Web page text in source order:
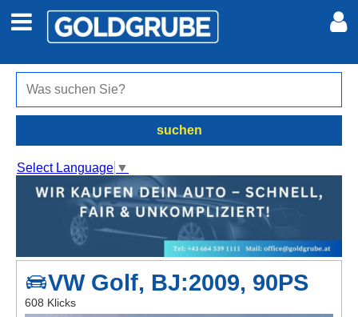
Auto + Motor
Jobs
Marktplatz
Erotik
Auktionen
Meine Inserate
Anmelden
suchen
Select Language ▼
VW Golf, BJ:2009, 90PS
608 Klicks